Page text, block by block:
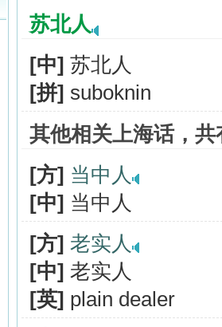
苏北人
[中] 苏北人
[拼] suboknin
其他相关上海话，共
[方] 当中人
[中] 当中人
[方] 老实人
[中] 老实人
[英] plain dealer